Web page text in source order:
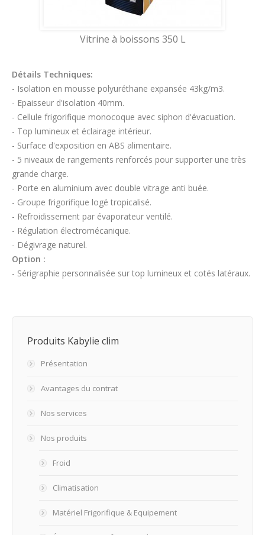
Vitrine à boissons 350 L
Détails Techniques:
- Isolation en mousse polyuréthane expansée 43kg/m3.
- Epaisseur d'isolation 40mm.
- Cellule frigorifique monocoque avec siphon d'évacuation.
- Top lumineux et éclairage intérieur.
- Surface d'exposition en ABS alimentaire.
- 5 niveaux de rangements renforcés pour supporter une très
grande charge.
- Porte en aluminium avec double vitrage anti buée.
- Groupe frigorifique logé tropicalisé.
- Refroidissement par évaporateur ventilé.
- Régulation électromécanique.
- Dégivrage naturel.
Option :
- Sérigraphie personnalisée sur top lumineux et cotés latéraux.
Produits Kabylie clim
Présentation
Avantages du contrat
Nos services
Nos produits
Froid
Climatisation
Matériel Frigorifique & Equipement